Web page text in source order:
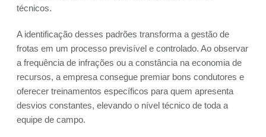
técnicos.
A identificação desses padrões transforma a gestão de
frotas em um processo previsível e controlado. Ao observar
a frequência de infrações ou a constância na economia de
recursos, a empresa consegue premiar bons condutores e
oferecer treinamentos específicos para quem apresenta
desvios constantes, elevando o nível técnico de toda a
equipe de campo.